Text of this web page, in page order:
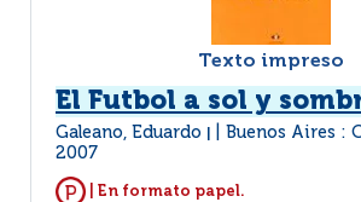
Texto impreso
El Futbol a sol y
Galeano, Eduardo Buenos Aires :
2007
| En formato papel.